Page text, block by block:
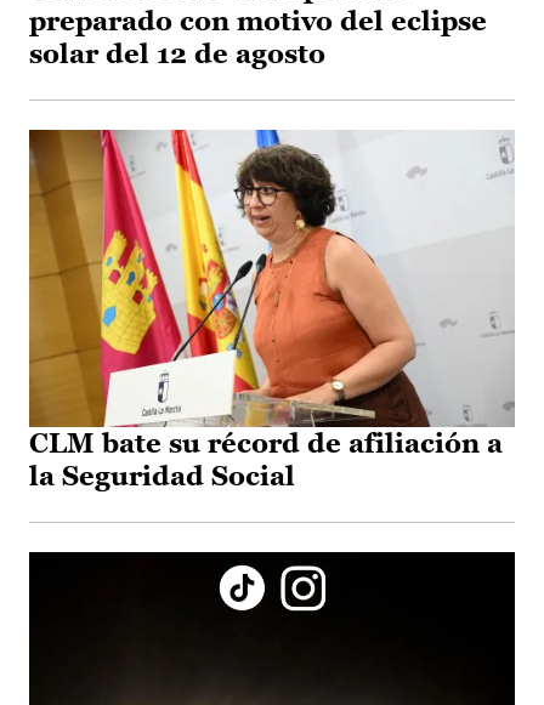
preparado con motivo del eclipse
solar del 12 de agosto
CLM bate su récord de afiliación a
la Seguridad Social